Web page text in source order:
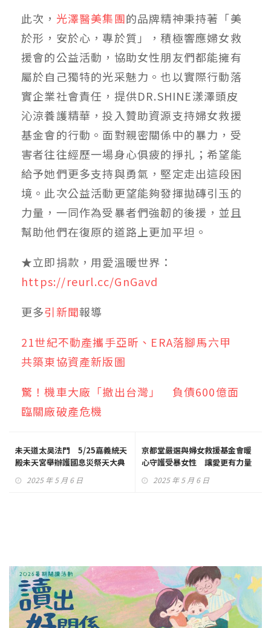
此次， 光澤醫美集團的品牌精神秉持著「美
於形，安於心，專於質」，積極響應婦女救
援會的公益活動，協助女性朋友們都能擁有
屬於自己獨特的光采魅力。也以實際行動落
實企業社會責任，提供DR.SHINE漾澤頭皮
沁涼養護精華，投入贊助資源支持婦女救援
基金會的行動。面對親密關係中的暴力，受
害者往往經歷一場身心俱疲的掙扎；希望能
給予她們更多支持與勇氣，堅定走出這段困
境。此次公益活動更望能夠發揮拋磚引玉的
力量，一同作為受暴者們強韌的後援，並且
幫助他們在復原的道路上更加平坦。
★立即捐款，用愛溫暖世界：
https://reurl.cc/GnGavd
更多引新聞報導
21世紀不動產攜手亞昕、ERA落腳馬六甲
共築東協資產新版圖
驚！機車大廠「撤出台灣」 負債600億面
臨關廠破產危機
未天道太昊法門 5/25嘉義統天
殿未天宮舉辦護國息災祭天大典
2025 年 5 月 6 日
京都堂嚴選與婦女救援基金會暖
心守護受暴女性 讓愛更有力量
2025 年 5 月 6 日